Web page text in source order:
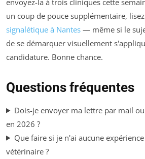
un coup de pouce supplémentaire, lisez
signalétique à Nantes — même si le
de se démarquer visuellement
candidature. Bonne chance.
Questions fréquentes
Dois-je envoyer ma lettre par mail
en 2026 ?
Que faire si je n'ai aucune
vétérinaire ?